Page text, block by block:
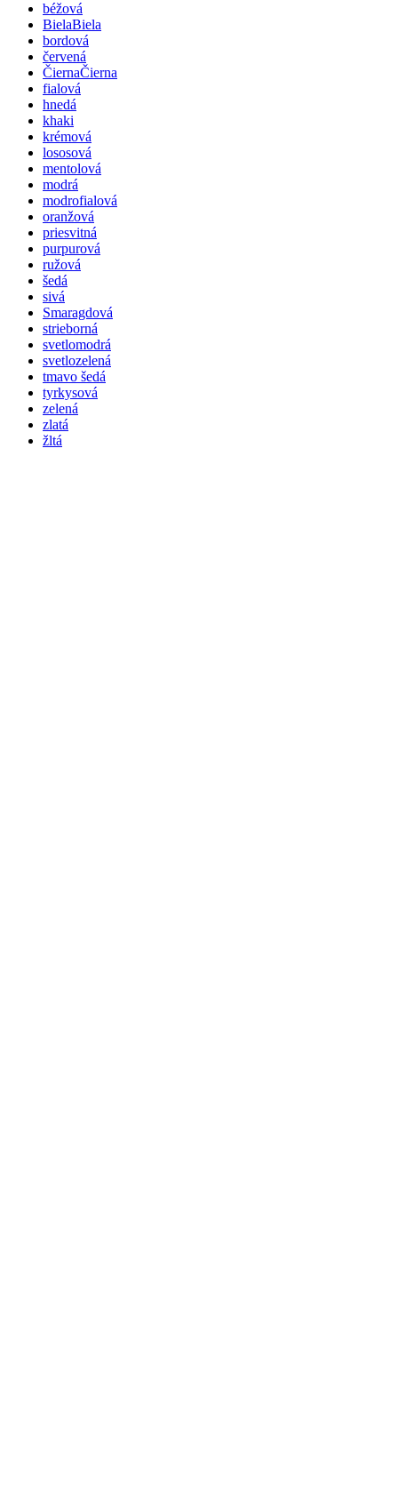
béžová
BielaBiela
bordová
červená
ČiernaČierna
fialová
hnedá
khaki
krémová
lososová
mentolová
modrá
modrofialová
oranžová
priesvitná
purpurová
ružová
šedá
sivá
Smaragdová
strieborná
svetlomodrá
svetlozelená
tmavo šedá
tyrkysová
zelená
zlatá
žltá